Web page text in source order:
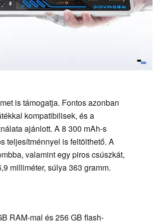
is támogatja. Fontos azonban
kompatibilisek, és a
ajánlott. A 8 300 mAh-s
teljesítménnyel is feltölthető. A
valamint egy piros csúszkát,
milliméter, súlya 363 gramm.
RAM-mal és 256 GB flash-